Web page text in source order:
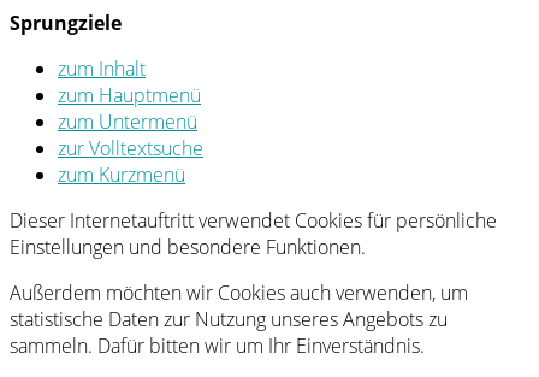
Sprungziele
zum Inhalt
zum Hauptmenü
zum Untermenü
zur Volltextsuche
zum Kurzmenü
Dieser Internetauftritt verwendet Cookies für persönliche
Einstellungen und besondere Funktionen.
Außerdem möchten wir Cookies auch verwenden, um
statistische Daten zur Nutzung unseres Angebots zu
sammeln. Dafür bitten wir um Ihr Einverständnis.